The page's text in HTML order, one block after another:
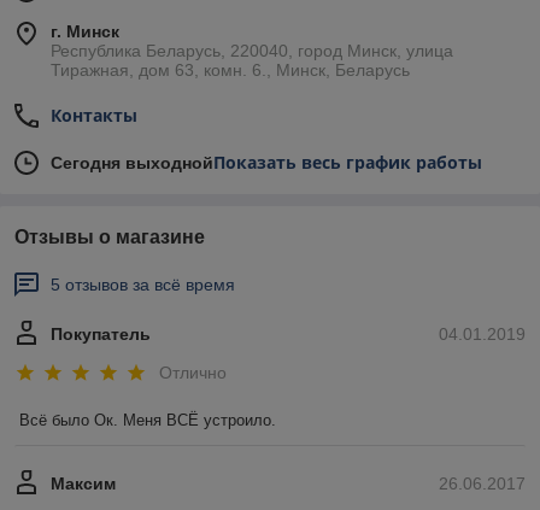
г. Минск
Республика Беларусь, 220040, город Минск, улица
Тиражная, дом 63, комн. 6., Минск, Беларусь
Контакты
Сегодня выходнойПоказать весь график работы
Отзывы о магазине
5 отзывов за всё время
04.01.2019
Покупатель
Отлично
Всё было Ок. Меня ВСЁ устроило.
26.06.2017
Максим